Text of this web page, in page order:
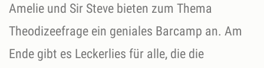
Amelie und Sir Steve bieten zum Thema
Theodizeefrage ein geniales Barcamp an. Am
Ende gibt es Leckerlies für alle, die die